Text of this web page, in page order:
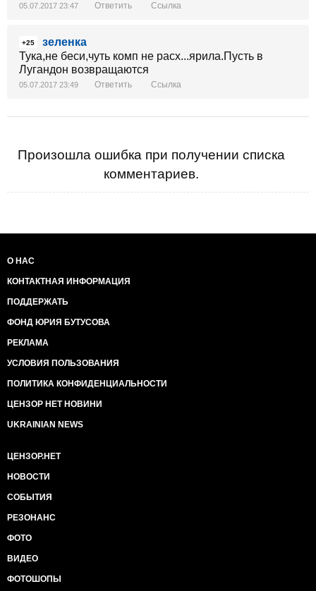
05.07.2017 23:47 Ответить Ссылка
+25
зеленка
Тука,не беси,чуть комп не расх...ярила.Пусть в
Лугандон возвращаются
05.07.2017 23:49 Ответить Ссылка
Произошла ошибка при получении списка
комментариев.
О НАС
КОНТАКТНАЯ ИНФОРМАЦИЯ
ПОДДЕРЖАТЬ
ФОНД ЮРИЯ БУТУСОВА
РЕКЛАМА
УСЛОВИЯ ПОЛЬЗОВАНИЯ
ПОЛИТИКА КОНФИДЕНЦИАЛЬНОСТИ
ЦЕНЗОР НЕТ НОВИНИ
UKRAINIAN NEWS
ЦЕНЗОР.НЕТ
НОВОСТИ
СОБЫТИЯ
РЕЗОНАНС
ФОТО
ВИДЕО
ФОТОШОПЫ